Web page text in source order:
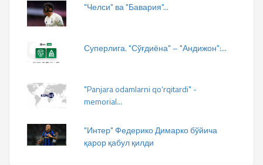
"Челси" ва "Бавария"...
Суперлига. "Сўғдиёна" – "Андижон":...
"Panjara odamlarni qo‘rqitardi" -
memorial...
"Интер" Федерико Димарко бўйича
қарор қабул қилди